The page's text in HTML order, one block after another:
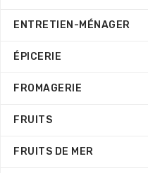
ENTRETIEN-MÉNAGER
ÉPICERIE
FROMAGERIE
FRUITS
FRUITS DE MER